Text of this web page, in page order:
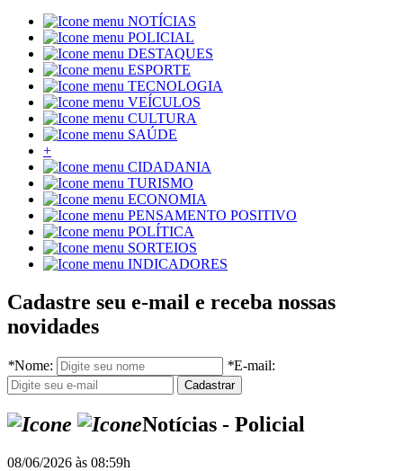
NOTÍCIAS
POLICIAL
DESTAQUES
ESPORTE
TECNOLOGIA
VEÍCULOS
CULTURA
SAÚDE
+
CIDADANIA
TURISMO
ECONOMIA
PENSAMENTO POSITIVO
POLÍTICA
SORTEIOS
INDICADORES
Cadastre seu e-mail e receba nossas
novidades
*Nome: *E-mail:
Notícias - Policial
08/06/2026 às 08:59h